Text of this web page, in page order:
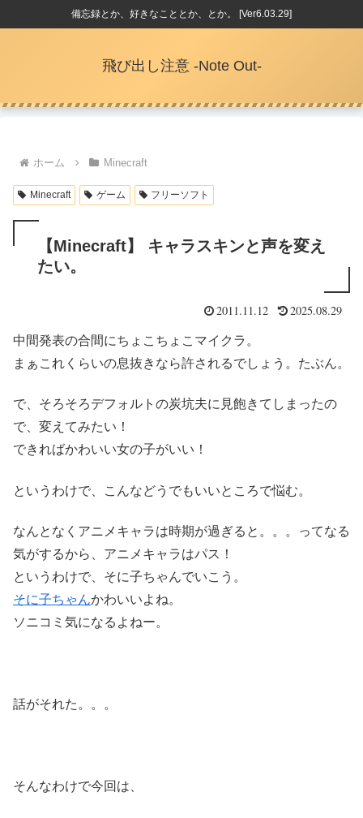
備忘録とか、好きなこととか、とか。 [Ver6.03.29]
飛び出し注意 -Note Out-
ホーム Minecraft
Minecraft ゲーム フリーソフト
【Minecraft】 キャラスキンと声を変え
たい。
2011.11.12 2025.08.29
中間発表の合間にちょこちょこマイクラ。
まぁこれくらいの息抜きなら許されるでしょう。たぶん。
で、そろそろデフォルトの炭坑夫に見飽きてしまったの
で、変えてみたい！
できればかわいい女の子がいい！
というわけで、こんなどうでもいいところで悩む。
なんとなくアニメキャラは時期が過ぎると。。。ってなる
気がするから、アニメキャラはパス！
というわけで、そに子ちゃんでいこう。
そに子ちゃんかわいいよね。
ソニコミ気になるよねー。
話がそれた。。。
そんなわけで今回は、